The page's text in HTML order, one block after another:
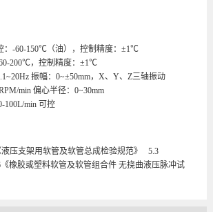
：-60-150℃（油），控制精度：±1℃
200℃，控制精度：±1℃
振幅：0~±50mm，X、Y、Z三轴振动
min 偏心半径：0~30mm
100L/min 可控
液压支架用软管及软管总成检验规范》 5.3
《橡胶或塑料软管及软管组合件 无挠曲液压脉冲试